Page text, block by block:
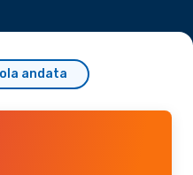
andata